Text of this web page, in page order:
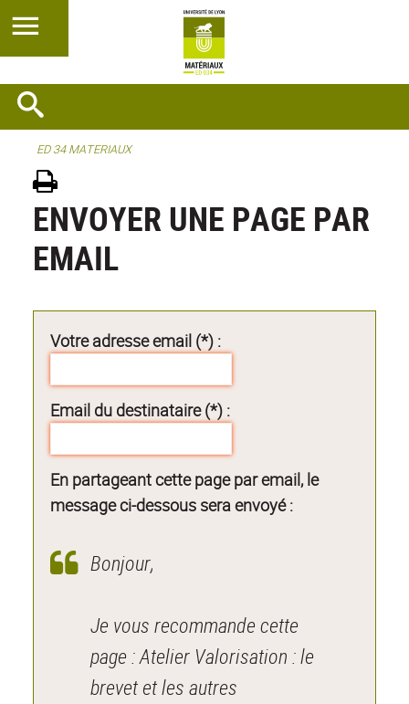
ED 34 MATERIAUX
ENVOYER UNE PAGE PAR
EMAIL
Votre adresse email (*) :
Email du destinataire (*) :
En partageant cette page par email, le
message ci-dessous sera envoyé :
Bonjour,
Je vous recommande cette
page : Atelier Valorisation : le
brevet et les autres